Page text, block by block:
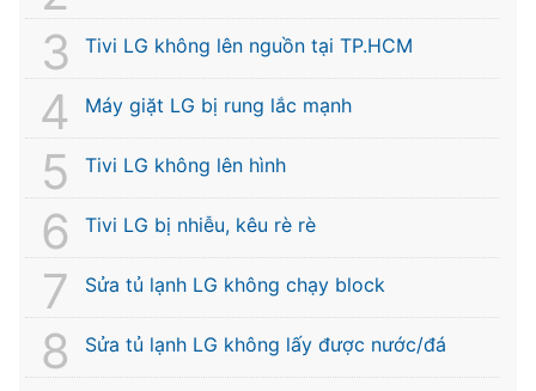
Tivi LG không lên nguồn tại TP.HCM
Máy giặt LG bị rung lắc mạnh
Tivi LG không lên hình
Tivi LG bị nhiễu, kêu rè rè
Sửa tủ lạnh LG không chạy block
Sửa tủ lạnh LG không lấy được nước/đá